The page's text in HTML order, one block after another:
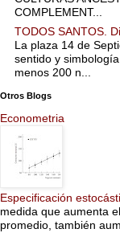
COMPLEMENT...
TODOS SANTOS.
La plaza 14 de
sentido y
menos 200 n...
Otros Blogs
Econometria
Especificación
medida que aumenta
promedio, también